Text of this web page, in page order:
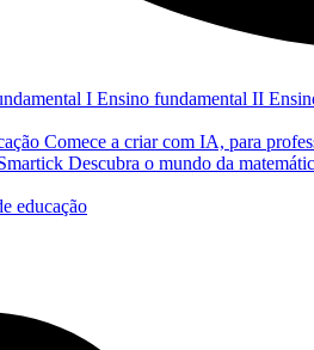
I Ensino fundamental II
Comece a criar com IA, para
Descubra o mundo da
educação